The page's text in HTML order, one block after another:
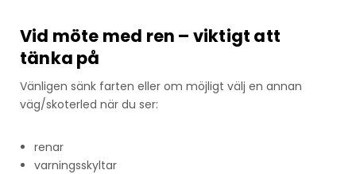
Vid möte med ren – viktigt att
tänka på
Vänligen sänk farten eller om möjligt välj en annan
väg/skoterled när du ser:
renar
varningsskyltar